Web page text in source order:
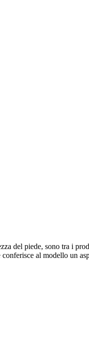
del piede, sono tra i
al modello un